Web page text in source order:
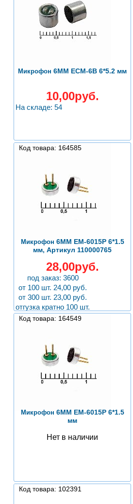
Микрофон 6ММ ECM-6B 6*5.2 мм
10,00руб.
На складе: 54
Код товара: 164585
Микрофон 6ММ EM-6015P 6*1.5
мм, Артикул 110000765
28,00руб.
под заказ: 3600
от 100 шт. 24,00 руб.
от 300 шт. 23,00 руб.
отгузка кратно 100 шт.
Код товара: 164549
Микрофон 6ММ EM-6015P 6*1.5
мм
Нет в наличии
Код товара: 102391